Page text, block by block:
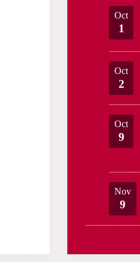
Oct
1
Oct
2
Oct
9
Nov
9